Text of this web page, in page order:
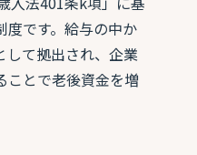
度です。給与の中か
して拠出され、企業
ことで老後資金を増